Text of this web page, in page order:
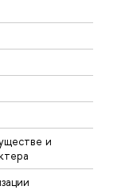
и